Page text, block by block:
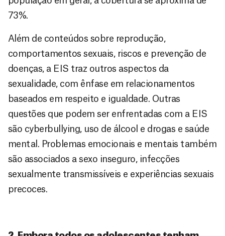
73%.
Além de conteúdos sobre reprodução,
comportamentos sexuais, riscos e prevenção de
doenças, a EIS traz outros aspectos da
sexualidade, com ênfase em relacionamentos
baseados em respeito e igualdade. Outras
questões que podem ser enfrentadas com a EIS
são cyberbullying, uso de álcool e drogas e saúde
mental. Problemas emocionais e mentais também
são associados a sexo inseguro, infecções
sexualmente transmissíveis e experiências sexuais
precoces.